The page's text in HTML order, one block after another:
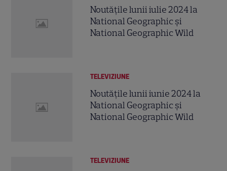
Noutățile lunii iulie 2024 la
National Geographic și
National Geographic Wild
TELEVIZIUNE
Noutățile lunii iunie 2024 la
National Geographic și
National Geographic Wild
TELEVIZIUNE